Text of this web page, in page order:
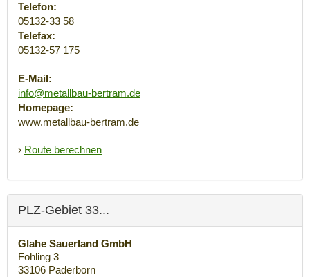
Telefon:
05132-33 58
Telefax:
05132-57 175
E-Mail:
info@metallbau-bertram.de
Homepage:
www.metallbau-bertram.de
› Route berechnen
PLZ-Gebiet 33...
Glahe Sauerland GmbH
Fohling 3
33106 Paderborn